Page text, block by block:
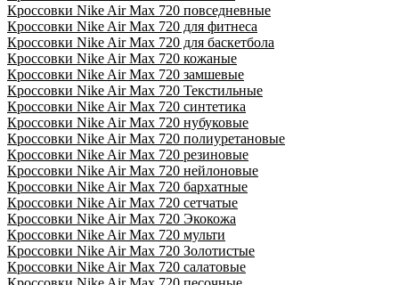
Кроссовки Nike Air Max 720 повседневные
Кроссовки Nike Air Max 720 для фитнеса
Кроссовки Nike Air Max 720 для баскетбола
Кроссовки Nike Air Max 720 кожаные
Кроссовки Nike Air Max 720 замшевые
Кроссовки Nike Air Max 720 Текстильные
Кроссовки Nike Air Max 720 синтетика
Кроссовки Nike Air Max 720 нубуковые
Кроссовки Nike Air Max 720 полиуретановые
Кроссовки Nike Air Max 720 резиновые
Кроссовки Nike Air Max 720 нейлоновые
Кроссовки Nike Air Max 720 бархатные
Кроссовки Nike Air Max 720 сетчатые
Кроссовки Nike Air Max 720 Экокожа
Кроссовки Nike Air Max 720 мульти
Кроссовки Nike Air Max 720 Золотистые
Кроссовки Nike Air Max 720 салатовые